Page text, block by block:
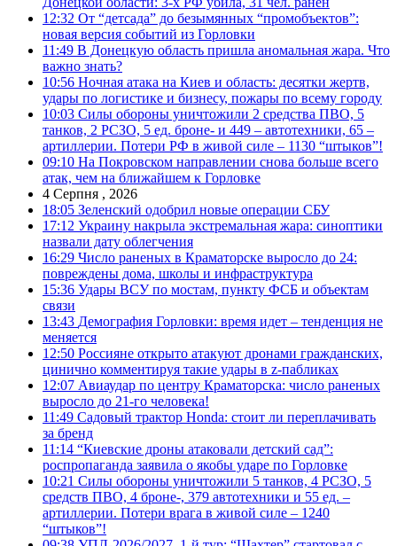
12:32 От “детсада” до безымянных “промобъектов”:
новая версия событий из Горловки
11:49 В Донецкую область пришла аномальная жара. Что
важно знать?
10:56 Ночная атака на Киев и область: десятки жертв,
удары по логистике и бизнесу, пожары по всему городу
10:03 Силы обороны уничтожили 2 средства ПВО, 5
танков, 2 РСЗО, 5 ед. броне- и 449 – автотехники, 65 –
артиллерии. Потери РФ в живой силе – 1130 “штыков”!
09:10 На Покровском направлении снова больше всего
атак, чем на ближайшем к Горловке
4 Серпня , 2026
18:05 Зеленский одобрил новые операции СБУ
17:12 Украину накрыла экстремальная жара: синоптики
назвали дату облегчения
16:29 Число раненых в Краматорске выросло до 24:
повреждены дома, школы и инфраструктура
15:36 Удары ВСУ по мостам, пункту ФСБ и объектам
связи
13:43 Демография Горловки: время идет – тенденция не
меняется
12:50 Россияне открыто атакуют дронами гражданских,
цинично комментируя такие удары в z-пабликах
12:07 Авиаудар по центру Краматорска: число раненых
выросло до 21-го человека!
11:49 Садовый трактор Honda: стоит ли переплачивать
за бренд
11:14 “Киевские дроны атаковали детский сад”:
роспропаганда заявила о якобы ударе по Горловке
10:21 Силы обороны уничтожили 5 танков, 4 РСЗО, 5
средств ПВО, 4 броне-, 379 автотехники и 55 ед. –
артиллерии. Потери врага в живой силе – 1240
“штыков”!